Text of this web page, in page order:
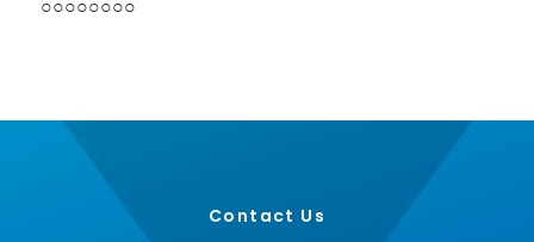
○○○○○○○○
Contact Us